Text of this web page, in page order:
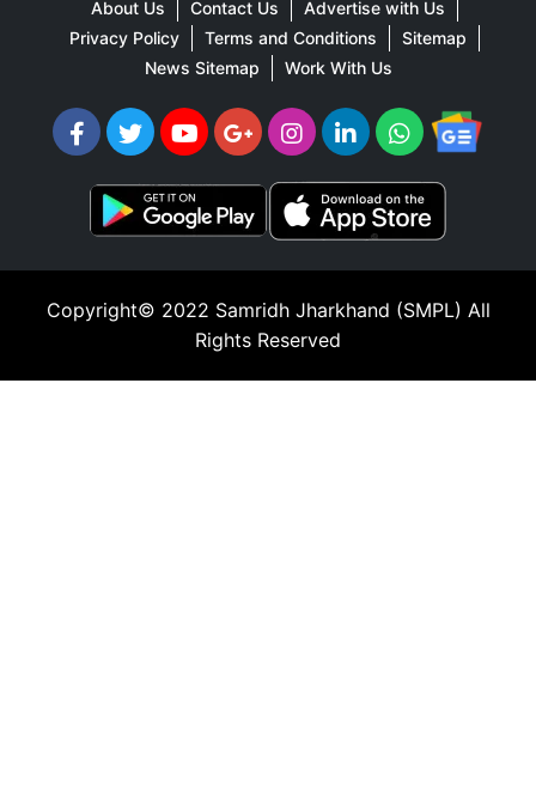
About Us Contact Us
Advertise with Us
Privacy Policy
Terms and Conditions
Sitemap
News Sitemap
Work With Us
Copyright© 2022 Samridh Jharkhand (SMPL) All
Rights Reserved